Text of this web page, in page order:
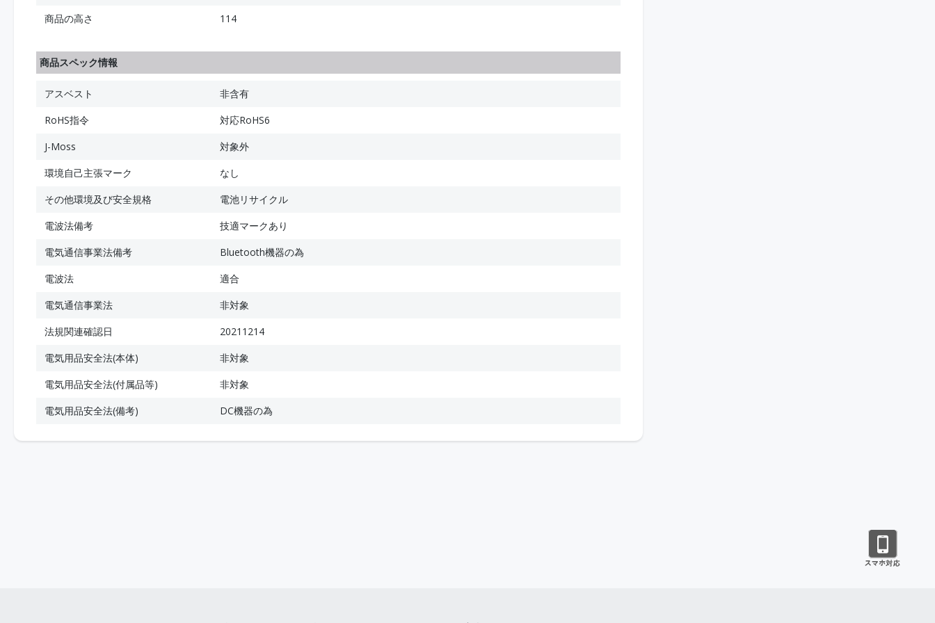
商品の高さ 114
商品スペック情報
アスベスト
非含有
RoHS指令
対応RoHS6
J-Moss
対象外
環境自己主張マーク
なし
その他環境及び安全規格
電池リサイクル
電波法備考
技適マークあり
電気通信事業法備考
Bluetooth機器の為
電波法
適合
電気通信事業法
非対象
法規関連確認日
20211214
電気用品安全法(本体)
非対象
電気用品安全法(付属品等)
非対象
電気用品安全法(備考)
DC機器の為